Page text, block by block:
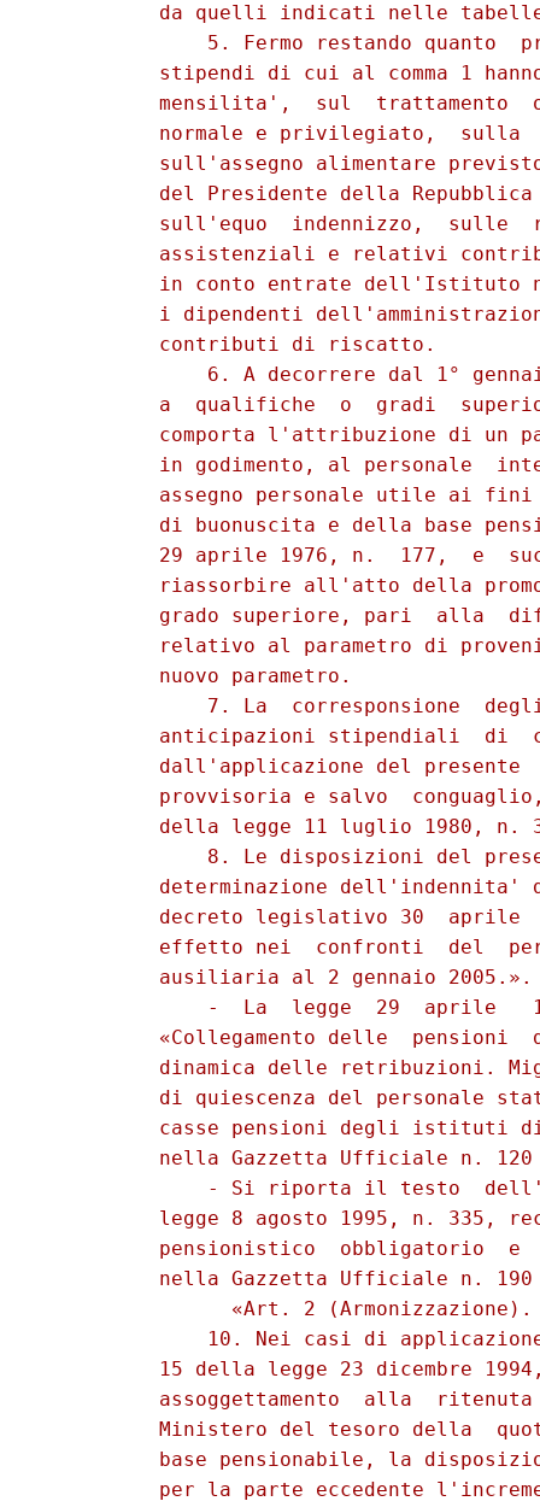
da quelli indicati nelle
5. Fermo restando quanto
stipendi di cui al comma 1
mensilita',  sul  trattamento
normale e privilegiato,  sulla
sull'assegno alimentare
del Presidente della
sull'equo  indennizzo,  sulle
assistenziali e relativi
in conto entrate dell'Istituto
i dipendenti
          contributi di riscatto.
6. A decorrere dal 1°
a  qualifiche  o  gradi
comporta l'attribuzione di un
in godimento, al personale
assegno personale utile ai
di buonuscita e della base
29 aprile 1976, n.  177,  e
riassorbire all'atto della
grado superiore, pari  alla
relativo al parametro di
          nuovo parametro.
7. La  corresponsione
anticipazioni stipendiali  di
dall'applicazione del presente
provvisoria e salvo
della legge 11 luglio 1980, n.
8. Le disposizioni del
determinazione dell'indennita'
decreto legislativo 30  aprile
effetto nei  confronti  del
ausiliaria al 2 gennaio
-  La  legge  29  aprile
«Collegamento delle  pensioni
dinamica delle retribuzioni.
di quiescenza del personale
casse pensioni degli istituti
nella Gazzetta Ufficiale n.
- Si riporta il testo
legge 8 agosto 1995, n. 335,
pensionistico  obbligatorio  e
nella Gazzetta Ufficiale n.
«Art. 2
10. Nei casi di
15 della legge 23 dicembre
assoggettamento  alla
Ministero del tesoro della
base pensionabile, la
per la parte eccedente